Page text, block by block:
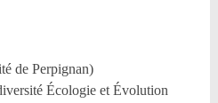
de Perpignan)
Écologie et Évolution